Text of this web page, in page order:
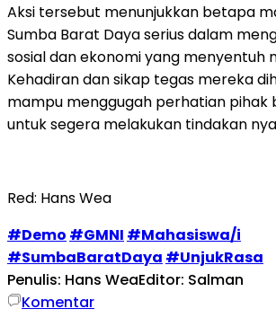
Aksi tersebut menunjukkan betapa
Sumba Barat Daya serius dalam
sosial dan ekonomi yang menyentuh
Kehadiran dan sikap tegas mereka
mampu menggugah perhatian pihak
untuk segera melakukan tindakan
Red: Hans Wea
#Demo #GMNI #Mahasiswa/i
#SumbaBaratDaya #UnjukRasa
Penulis: Hans WeaEditor: Salman
Komentar